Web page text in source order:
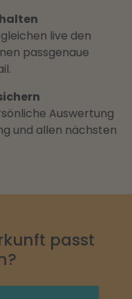
live den
passgenaue
Auswertung
und allen nächsten
passt